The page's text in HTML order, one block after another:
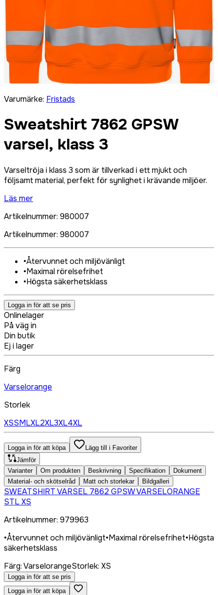
Varumärke: Fristads
Sweatshirt 7862 GPSW
varsel, klass 3
Varseltröja i klass 3 som är tillverkad i ett mjukt och
följsamt material, perfekt för synlighet i krävande miljöer.
Läs mer
Artikelnummer: 980007
Artikelnummer: 980007
•Återvunnet och miljövänligt
•Maximal rörelsefrihet
•Högsta säkerhetsklass
Logga in för att se pris
Onlinelager
På väg in
Din butik
Ej i lager
Färg
Varselorange
Storlek
XSSMLXL2XL3XL4XL
Logga in för att köpa
Lägg till i Favoriter
Jämför
Varianter
Om produkten Beskrivning Specifikation
Dokument
Material- och skötselråd
Matt och storlekar Bildgalleri
SWEATSHIRT VARSEL 7862 GPSW VARSELORANGE
STL XS
Artikelnummer: 979963
•Återvunnet och miljövänligt•Maximal rörelsefrihet•Högsta
säkerhetsklass
Färg:VarselorangeStorlek: XS
Logga in för att se pris
Logga in för att köpa